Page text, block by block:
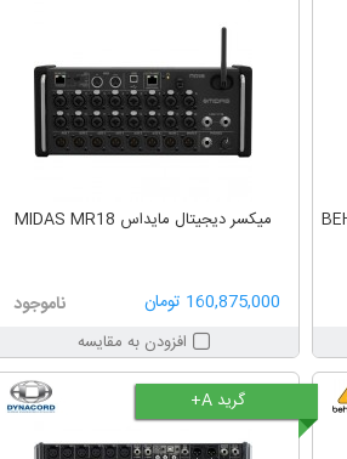
میکسر دیجیتال مایداس MIDAS MR18
160,875,000 تومان ناموجود
افزودن به مقایسه
گرید A+